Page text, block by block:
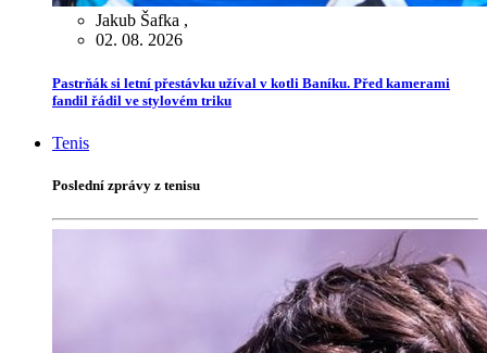
Jakub Šafka ,
02. 08. 2026
Pastrňák si letní přestávku užíval v kotli Baníku. Před kamerami
fandil řádil ve stylovém triku
Tenis
Poslední zprávy z tenisu